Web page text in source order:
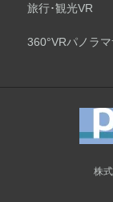
旅行･観光VR
360°VRパノラ
株